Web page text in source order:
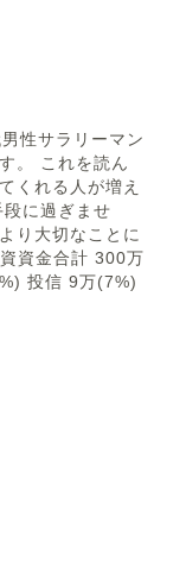
性サラリーマン
。 これを読ん
くれる人が増え
に過ぎませ
り大切なことに
資金合計 300万
投信 9万(7%)